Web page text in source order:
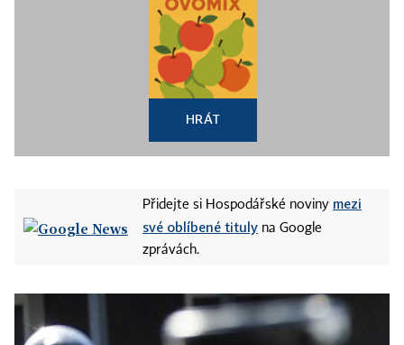
HRÁT
Přidejte si Hospodářské noviny mezi
své oblíbené tituly na Google
zprávách.